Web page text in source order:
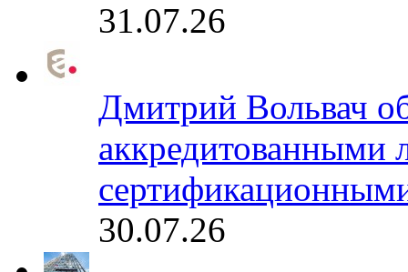
31.07.26
Дмитрий Вольвач
аккредитованными
30.07.26